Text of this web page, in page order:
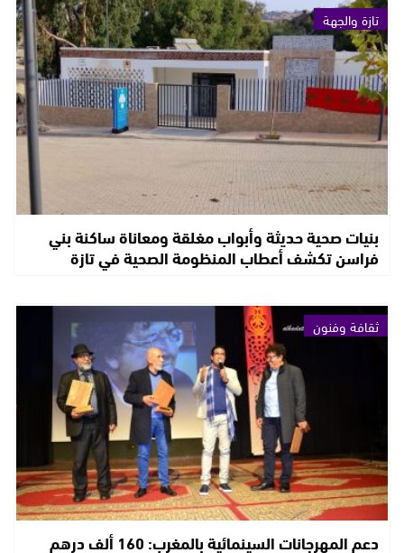
تازة والجهة
بنيات صحية حديثة وأبواب مغلقة ومعاناة ساكنة بني
فراسن تكشف أعطاب المنظومة الصحية في تازة
ثقافة وفنون
دعم المهرجانات السينمائية بالمغرب: 160 ألف درهم